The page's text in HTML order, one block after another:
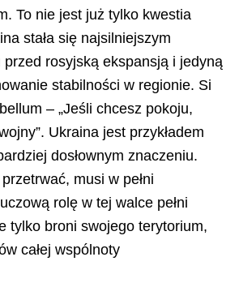
To nie jest już tylko kwestia
stała się najsilniejszym
przed rosyjską ekspansją i jedyną
stabilności w regionie. Si
– „Jeśli chcesz pokoju,
Ukraina jest przykładem
dosłownym znaczeniu.
musi w pełni
rolę w tej walce pełni
tylko broni swojego terytorium,
całej wspólnoty